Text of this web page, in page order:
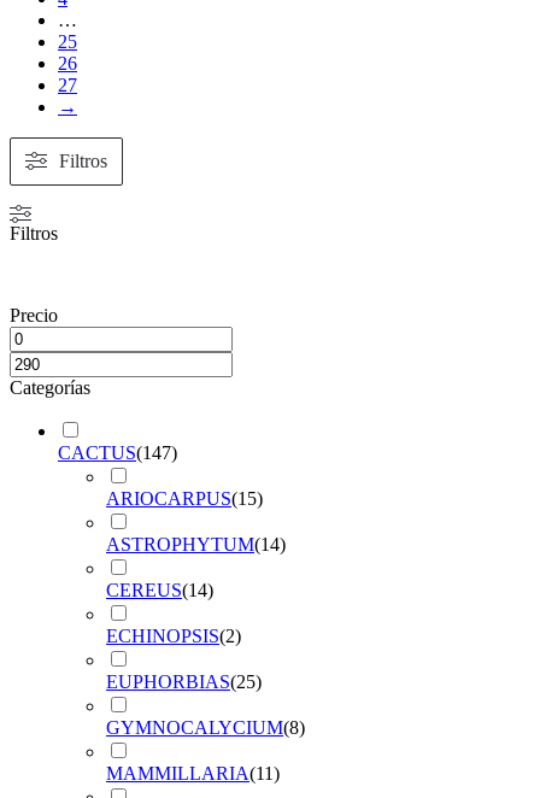
…
25
26
27
→
Filtros
Filtros
Precio
Categorías
CACTUS(147)
ARIOCARPUS(15)
ASTROPHYTUM(14)
CEREUS(14)
ECHINOPSIS(2)
EUPHORBIAS(25)
GYMNOCALYCIUM(8)
MAMMILLARIA(11)